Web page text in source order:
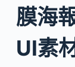
膜海
UI素